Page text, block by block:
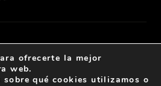
ofrecerte la mejor
web.
sobre qué cookies utilizamos o